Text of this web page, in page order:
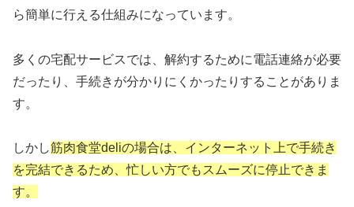
ら簡単に行える仕組みになっています。
多くの宅配サービスでは、解約するために電話連絡が必要
だったり、手続きが分かりにくかったりすることがありま
す。
しかし筋肉食堂deliの場合は、インターネット上で手続き
を完結できるため、忙しい方でもスムーズに停止できま
す。